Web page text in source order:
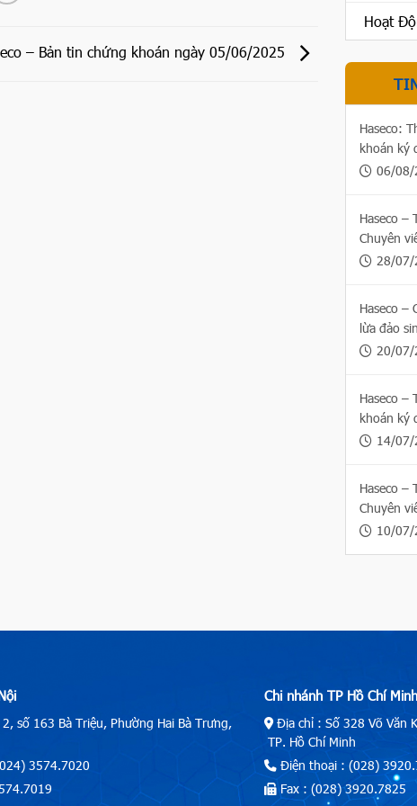
– Bản tin chứng khoán ngày 05/06/2025
Hoạt
Haseco:
khoán ký
06/08/06/08/
Haseco –
Chuyên
28/07/
Haseco –
lừa đảo
trường20/07/
Haseco –
khoán ký
14/
Haseco –
Chuyên
10/
số 163 Bà Triệu, Phường Hai Bà Trưng,
3574.7020
Chi nhánh TP Hồ Chí Minh
Địa chỉ : Số 328 Võ Văn
TP. Hồ Chí Minh
Điện thoại : (028)
Fax : (028) 3920.7825